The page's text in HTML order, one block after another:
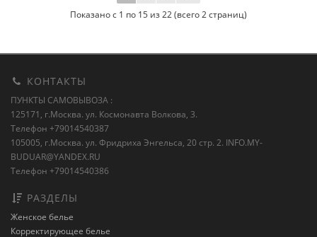
Показано с 1 по 15 из 22 (всего 2 страниц)
КОНТАКТЫ
ПУНКТЫ САМОВЫВОЗА :
125171, г.Москва. ул. Космонавта Волкова, 3.
Телефон +79014540387
105005, г.Москва. ул. Фридриха Энгельса, 20 стр. 2. INFO.MY-
BUDUAR@YANDEX.RU
Телефон +79014540386
РАЗДЕЛЫ
Женское белье
Корректирующее белье